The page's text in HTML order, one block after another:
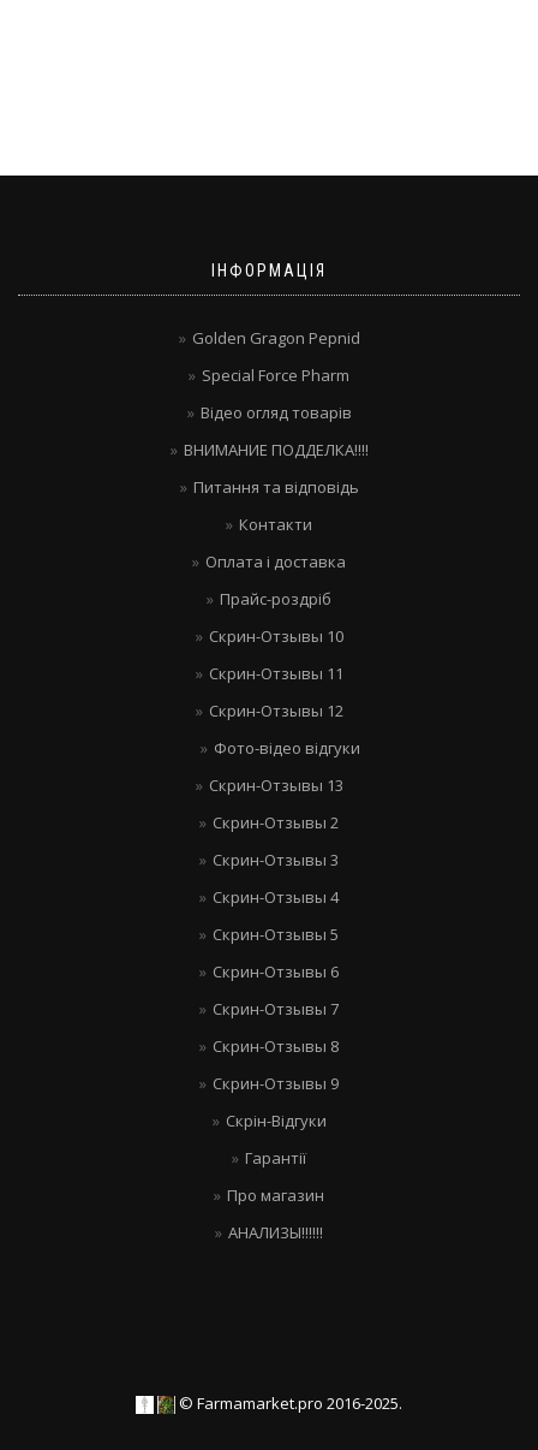
ІНФОРМАЦІЯ
Golden Gragon Pepnid
Special Force Pharm
Відео огляд товарів
ВНИМАНИЕ ПОДДЕЛКА!!!!
Питання та відповідь
Контакти
Оплата і доставка
Прайс-роздріб
Скрин-Отзывы 10
Скрин-Отзывы 11
Скрин-Отзывы 12
Фото-відео відгуки
Скрин-Отзывы 13
Скрин-Отзывы 2
Скрин-Отзывы 3
Скрин-Отзывы 4
Скрин-Отзывы 5
Скрин-Отзывы 6
Скрин-Отзывы 7
Скрин-Отзывы 8
Скрин-Отзывы 9
Скрін-Відгуки
Гарантії
Про магазин
АНАЛИЗЫ!!!!!!
© Farmamarket.pro 2016-2025.